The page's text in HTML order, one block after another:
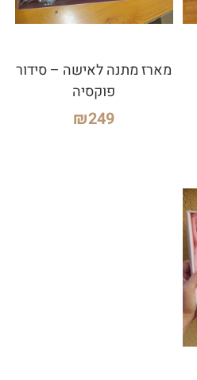
מארז מתנה לאישה – סידור
פוקסיה
₪249